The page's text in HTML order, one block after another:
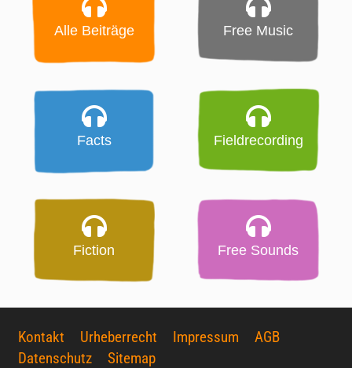
Alle Beiträge Free Music
Facts Fieldrecording
Fiction Free Sounds
Kontakt Urheberrecht Impressum
AGB
Datenschutz
Sitemap